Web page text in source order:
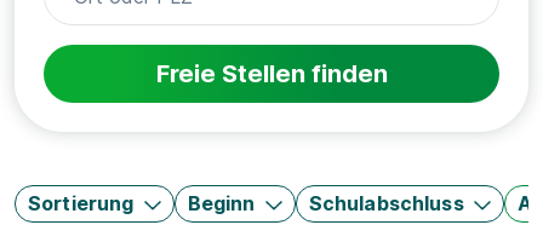
Freie Stellen finden
Sortierung Beginn Schulabschluss